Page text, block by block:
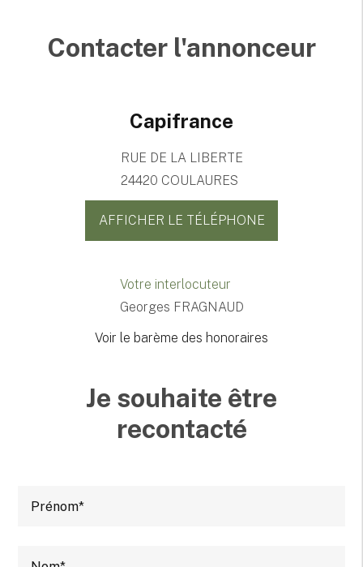
Contacter l'annonceur
Capifrance
RUE DE LA LIBERTE
24420 COULAURES
AFFICHER LE TÉLÉPHONE
Votre interlocuteur
Georges FRAGNAUD
Voir le barème des honoraires
Je souhaite être
recontacté